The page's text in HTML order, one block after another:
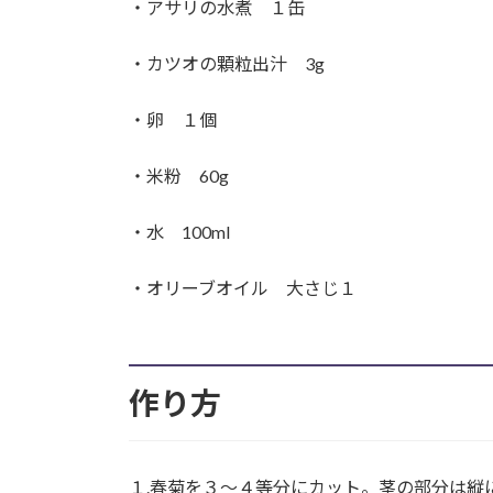
・アサリの水煮 １缶
・カツオの顆粒出汁 3g
・卵 １個
・米粉 60g
・水 100ml
・オリーブオイル 大さじ１
作り方
１.春菊を３〜４等分にカット。茎の部分は縦